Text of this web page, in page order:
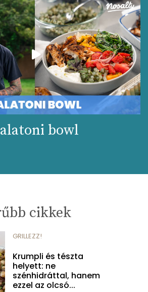
bowl
cikkek
GRILLEZZ!
Krumpli és tészta
helyett: ne
szénhidráttal, hanem
ezzel az olcsó...